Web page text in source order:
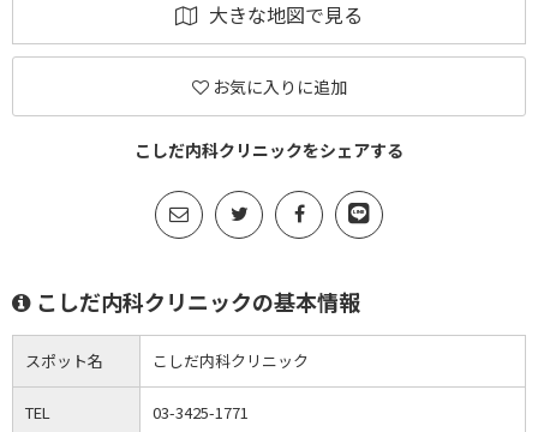
大きな地図で見る
お気に入りに追加
こしだ内科クリニックをシェアする
こしだ内科クリニックの基本情報
スポット名 こしだ内科クリニック
TEL 03-3425-1771